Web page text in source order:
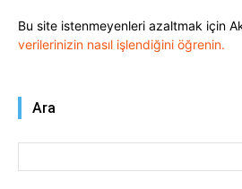
Bu site istenmeyenleri azaltmak için
verilerinizin nasıl işlendiğini öğrenin.
Ara